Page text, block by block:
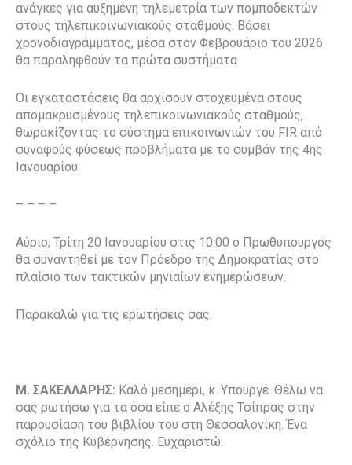
ανάγκες για αυξημένη τηλεμετρία των πομποδεκτών
στους τηλεπικοινωνιακούς σταθμούς. Βάσει
χρονοδιαγράμματος, μέσα στον Φεβρουάριο του 2026
θα παραληφθούν τα πρώτα συστήματα.
Οι εγκαταστάσεις θα αρχίσουν στοχευμένα στους
απομακρυσμένους τηλεπικοινωνιακούς σταθμούς,
θωρακίζοντας το σύστημα επικοινωνιών του FIR από
συναφούς φύσεως προβλήματα με το συμβάν της 4ης
Ιανουαρίου.
– – – –
Αύριο, Τρίτη 20 Ιανουαρίου στις 10:00 ο Πρωθυπουργός
θα συναντηθεί με τον Πρόεδρο της Δημοκρατίας στο
πλαίσιο των τακτικών μηνιαίων ενημερώσεων.
Παρακαλώ για τις ερωτήσεις σας.
Μ. ΣΑΚΕΛΛΑΡΗΣ: Καλό μεσημέρι, κ. Υπουργέ. Θέλω να
σας ρωτήσω για τα όσα είπε ο Αλέξης Τσίπρας στην
παρουσίαση του βιβλίου του στη Θεσσαλονίκη. Ένα
σχόλιο της Κυβέρνησης. Ευχαριστώ.